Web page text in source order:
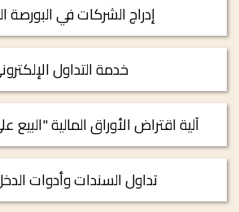
إدراج الشركات في البورصة
خدمة التداول
آلية اقتراض الأوراق المالية
تداول السندات وأدوات